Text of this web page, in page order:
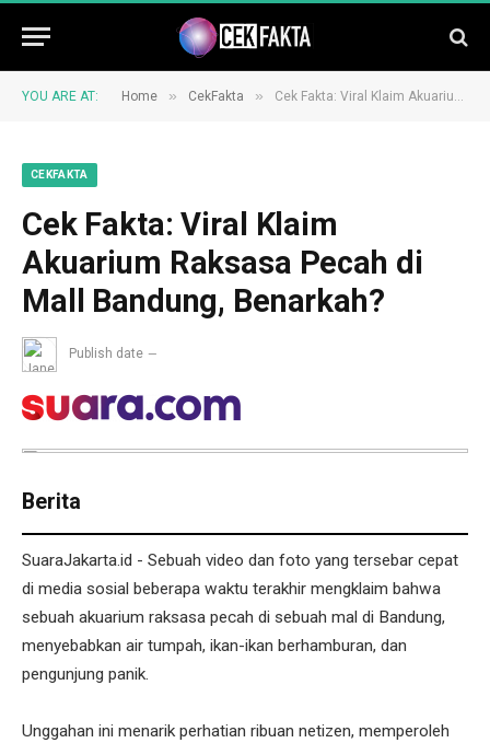
YOU ARE AT: Home » CekFakta » Cek Fakta: Viral Klaim Akuarium Raksasa Pecah di Mall Bandung, Benarkah?
CEKFAKTA
Cek Fakta: Viral Klaim
Akuarium Raksasa Pecah di
Mall Bandung, Benarkah?
Publish date
Berita
SuaraJakarta.id - Sebuah video dan foto yang tersebar cepat
di media sosial beberapa waktu terakhir mengklaim bahwa
sebuah akuarium raksasa pecah di sebuah mal di Bandung,
menyebabkan air tumpah, ikan-ikan berhamburan, dan
pengunjung panik.
Unggahan ini menarik perhatian ribuan netizen, memperoleh